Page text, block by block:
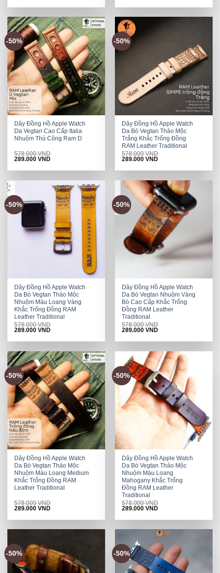
was: is: was: is:
-50%
Dây Đồng Hồ Apple Watch
Da Vegtan Cao Cấp Italia
Nhuộm Thủ Công Ram D
578.000VND
Original
was:
289.000VNDCurrent
is:
-50%
Dây Đồng Hồ Apple Watch
Da Bò Vegtan Thảo Mộc
Trắng Khắc Trống Đồng
RAM Leather Traditional
578.000VND
Original
was:
289.000VNDCurrent
is:
-50%
Dây Đồng Hồ Apple Watch
Da Bò Vegtan Thảo Mộc
Nhuộm Màu Loang Vàng
Khắc Trống Đồng RAM
Leather Traditional
578.000VND
Original
was:
289.000VNDCurrent
is:
-50%
Dây Đồng Hồ Apple Watch
Da Bò Vegtan Nhuộm Vàng
Bò Cao Cấp Khắc Trống
Đồng RAM Leather
Traditional
578.000VND
Original
was:
289.000VNDCurrent
is:
-50%
Dây Đồng Hồ Apple Watch
Da Bò Vegtan Thảo Mộc
Nhuộm Màu Loang Medium
Khắc Trống Đồng RAM
Leather Traditional
578.000VND
Original
was:
289.000VNDCurrent
is:
-50%
Dây Đồng Hồ Apple Watch
Da Bò Vegtan Thảo Mộc
Nhuộm Màu Loang
Mahogany Khắc Trống
Đồng RAM Leather
Traditional
578.000VND
Original
was:
289.000VNDCurrent
is:
-50% -50%